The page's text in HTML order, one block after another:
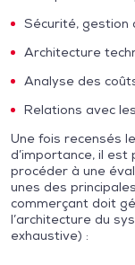
Sécurité,
Architecture
Analyse des
Relations avec
Une fois recensés
d’importance, il
procéder à une
unes des
commerçant doit
l’architecture du
exhaustive) :